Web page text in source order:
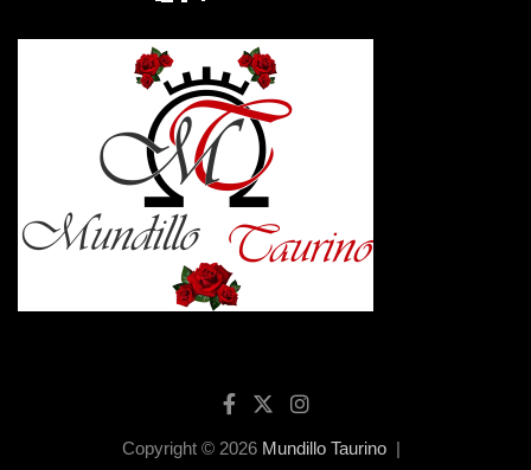
Copyright © 2026 Mundillo Taurino